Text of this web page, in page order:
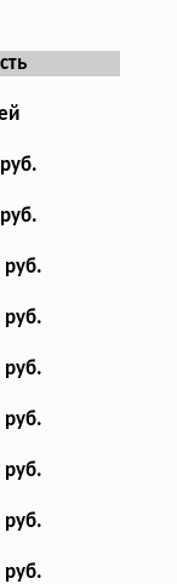
руб.
руб.
руб.
руб.
руб.
руб.
руб.